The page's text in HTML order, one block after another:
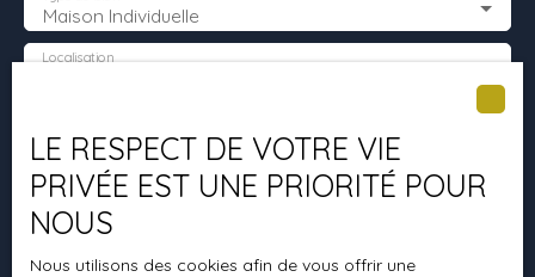
Maison Individuelle
Localisation
Surface min (m²)
Rechercher
LE RESPECT DE VOTRE VIE
PRIVÉE EST UNE PRIORITÉ POUR
NOUS
Nous utilisons des cookies afin de vous offrir une